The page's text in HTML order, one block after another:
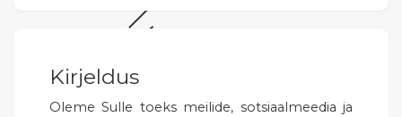
Kirjeldus
Oleme Sulle toeks meilide, sotsiaalmeedia ja